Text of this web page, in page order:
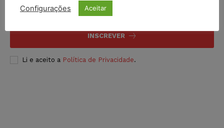
INSCREVER
Li e aceito a Política de Privacidade.
Configurações Aceitar